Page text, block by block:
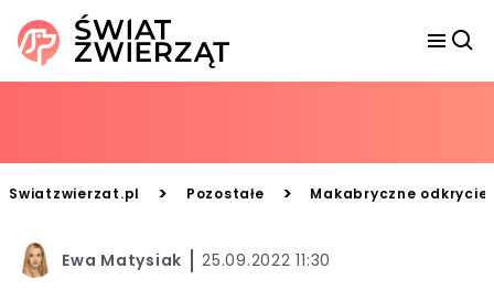
Swiatzwierzat.pl > Pozostałe > Makabryczne
Ewa Matysiak 25.09.2022 11:30